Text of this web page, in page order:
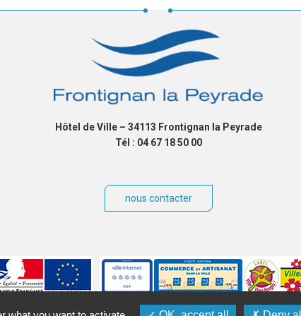
Hôtel de Ville – 34113 Frontignan la Peyrade
Tél : 04 67 18 50 00
nous contacter